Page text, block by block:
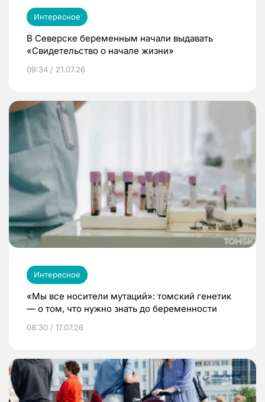
Интересное
В Северске беременным начали выдавать
«Свидетельство о начале жизни»
09:34 / 21.07.26
Интересное
«Мы все носители мутаций»: томский генетик
— о том, что нужно знать до беременности
08:30 / 17.07.26